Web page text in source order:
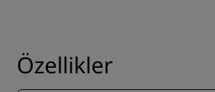
Özellikler